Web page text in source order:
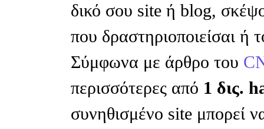
δικό σου site ή blog,
που δραστηριοποιείσαι ή
Σύμφωνα με άρθρο του
περισσότερες από 1 δις.
συνηθισμένο site μπορεί